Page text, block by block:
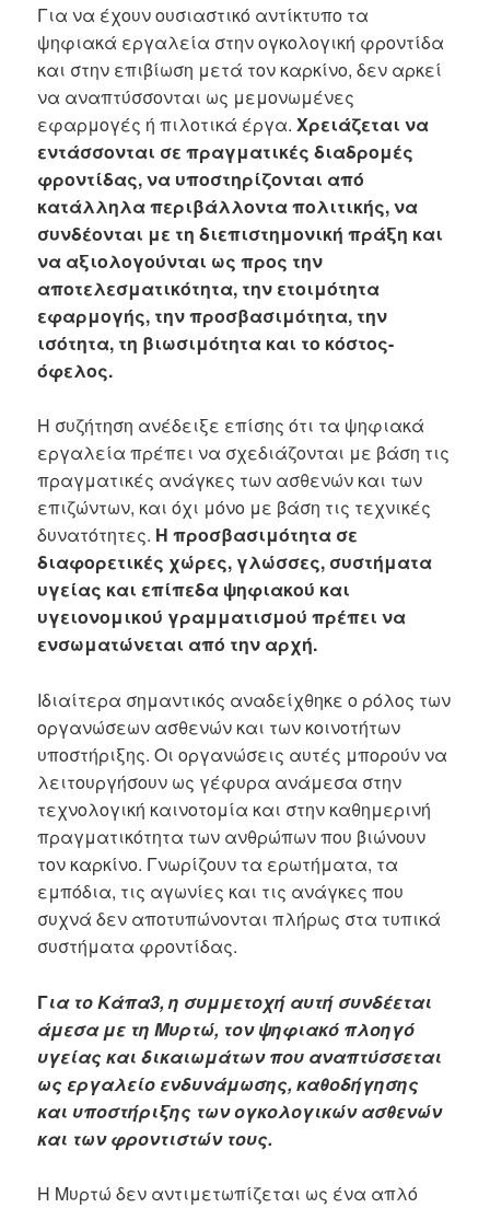
Για να έχουν ουσιαστικό αντίκτυπο τα
ψηφιακά εργαλεία στην ογκολογική φροντίδα
και στην επιβίωση μετά τον καρκίνο, δεν αρκεί
να αναπτύσσονται ως μεμονωμένες
εφαρμογές ή πιλοτικά έργα.Χρειάζεται να
εντάσσονται σε πραγματικές διαδρομές
φροντίδας, να υποστηρίζονται από
κατάλληλα περιβάλλοντα πολιτικής, να
συνδέονται με τη διεπιστημονική πράξη και
να αξιολογούνται ως προς την
αποτελεσματικότητα, την ετοιμότητα
εφαρμογής, την προσβασιμότητα, την
ισότητα, τη βιωσιμότητα και το κόστος-
όφελος.
Η συζήτηση ανέδειξε επίσης ότι τα ψηφιακά
εργαλεία πρέπει να σχεδιάζονται με βάση τις
πραγματικές ανάγκες των ασθενών και των
επιζώντων, και όχι μόνο με βάση τις τεχνικές
δυνατότητες. Η προσβασιμότητα σε
διαφορετικές χώρες, γλώσσες, συστήματα
υγείας και επίπεδα ψηφιακού και
υγειονομικού γραμματισμού πρέπει να
ενσωματώνεται από την αρχή.
Ιδιαίτερα σημαντικός αναδείχθηκε ο ρόλος των
οργανώσεων ασθενών και των κοινοτήτων
υποστήριξης. Οι οργανώσεις αυτές μπορούν να
λειτουργήσουν ως γέφυρα ανάμεσα στην
τεχνολογική καινοτομία και στην καθημερινή
πραγματικότητα των ανθρώπων που βιώνουν
τον καρκίνο. Γνωρίζουν τα ερωτήματα, τα
εμπόδια, τις αγωνίες και τις ανάγκες που
συχνά δεν αποτυπώνονται πλήρως στα τυπικά
συστήματα φροντίδας.
Για το Κάπα3, η συμμετοχή αυτή συνδέεται
άμεσα με τη Μυρτώ, τον ψηφιακό πλοηγό
υγείας και δικαιωμάτων που αναπτύσσεται
ως εργαλείο ενδυνάμωσης, καθοδήγησης
και υποστήριξης των ογκολογικών ασθενών
και των φροντιστών τους.
Η Μυρτώ δεν αντιμετωπίζεται ως ένα απλό